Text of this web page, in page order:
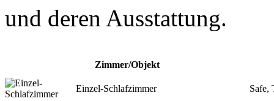
und deren Ausstattung.
Zimmer/Objekt
Einzel-Schlafzimmer Safe,